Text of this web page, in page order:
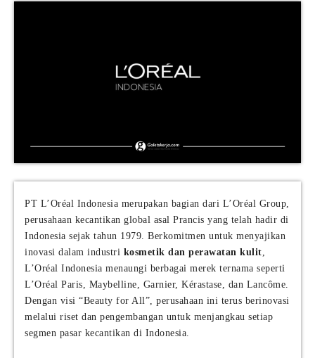
PT L’Oréal Indonesia merupakan bagian dari L’Oréal Group,
perusahaan kecantikan global asal Prancis yang telah hadir di
Indonesia sejak tahun 1979. Berkomitmen untuk menyajikan
inovasi dalam industri kosmetik dan perawatan kulit,
L’Oréal Indonesia menaungi berbagai merek ternama seperti
L’Oréal Paris, Maybelline, Garnier, Kérastase, dan Lancôme.
Dengan visi “Beauty for All”, perusahaan ini terus berinovasi
melalui riset dan pengembangan untuk menjangkau setiap
segmen pasar kecantikan di Indonesia.